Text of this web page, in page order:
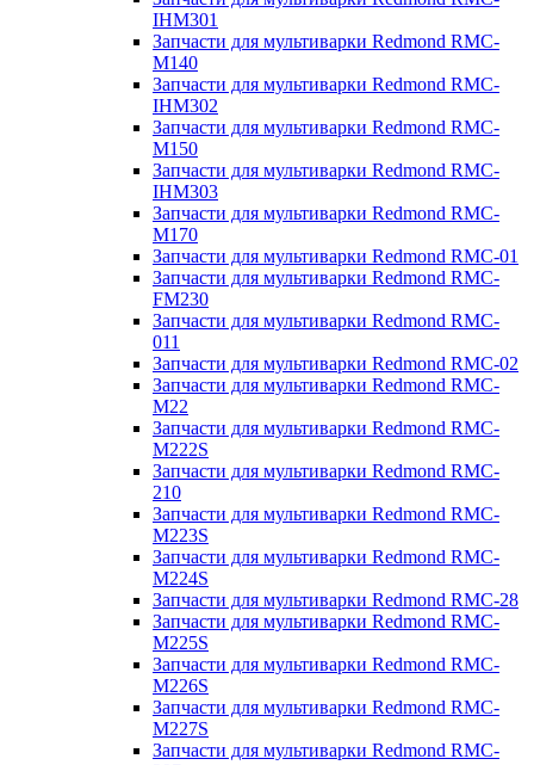
IHM301
Запчасти для мультиварки Redmond RMC-
M140
Запчасти для мультиварки Redmond RMC-
IHM302
Запчасти для мультиварки Redmond RMC-
M150
Запчасти для мультиварки Redmond RMC-
IHM303
Запчасти для мультиварки Redmond RMC-
M170
Запчасти для мультиварки Redmond RMC-01
Запчасти для мультиварки Redmond RMC-
FM230
Запчасти для мультиварки Redmond RMC-
011
Запчасти для мультиварки Redmond RMC-02
Запчасти для мультиварки Redmond RMC-
M22
Запчасти для мультиварки Redmond RMC-
M222S
Запчасти для мультиварки Redmond RMC-
210
Запчасти для мультиварки Redmond RMC-
M223S
Запчасти для мультиварки Redmond RMC-
M224S
Запчасти для мультиварки Redmond RMC-28
Запчасти для мультиварки Redmond RMC-
M225S
Запчасти для мультиварки Redmond RMC-
M226S
Запчасти для мультиварки Redmond RMC-
M227S
Запчасти для мультиварки Redmond RMC-